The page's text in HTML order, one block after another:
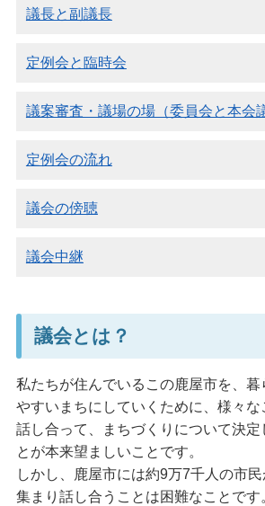
議長と副議長
定例会と臨時会
議案審査・議場の場（委員会と本会
定例会の流れ
議会の傍聴
議会中継
議会とは？
私たちが住んでいるこの鹿屋市を、暮
やすいまちにしていくために、様々
話し合って、まちづくりについて決定
とが本来望ましいことです。
しかし、鹿屋市には約9万7千人の市
集まり話し合うことは困難なことです